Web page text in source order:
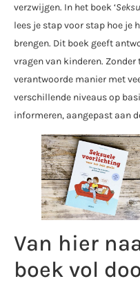
verzwijgen. In het boek ‘
lees je stap voor stap hoe je
brengen. Dit boek geeft
vragen van kinderen. Zonder
verantwoorde manier met
verschillende niveaus op
informeren, aangepast aan
Van hier
boek vol